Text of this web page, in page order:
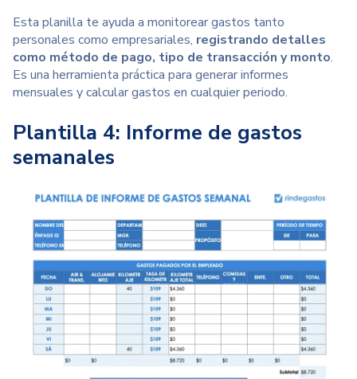
Esta planilla te ayuda a monitorear gastos tanto
personales como empresariales, registrando detalles
como método de pago, tipo de transacción y monto.
Es una herramienta práctica para generar informes
mensuales y calcular gastos en cualquier periodo.
Plantilla 4: Informe de gastos
semanales